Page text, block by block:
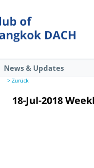
News & Updates
> Zurück
18-Jul-2018